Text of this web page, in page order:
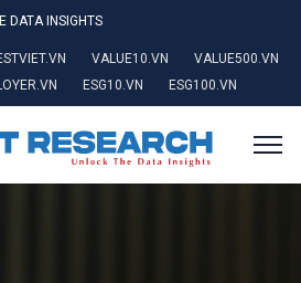
DATA INSIGHTS
VALUE10.VN
VALUE500.VN
ESG10.VN ESG100.VN